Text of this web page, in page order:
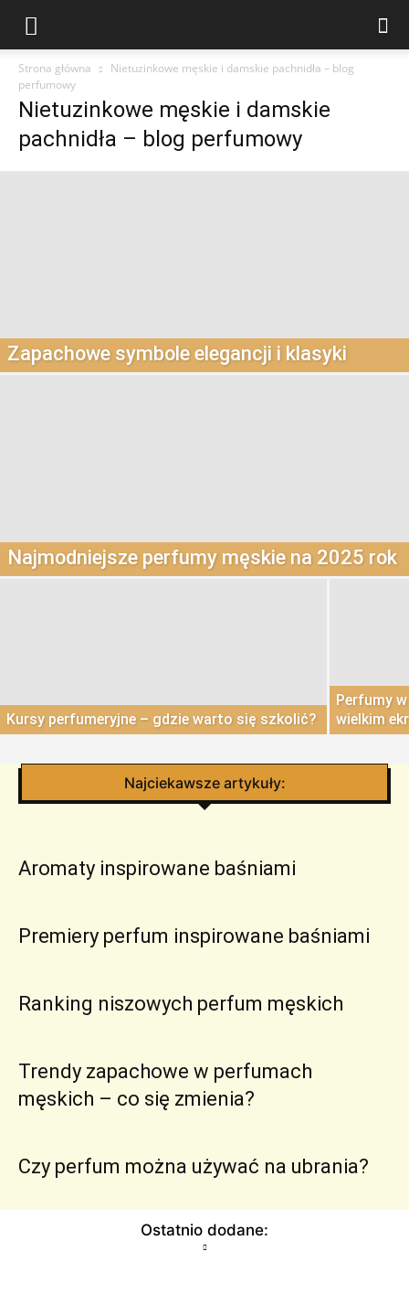
Strona główna
Nietuzinkowe męskie i damskie pachnidła – blog
perfumowy
Nietuzinkowe męskie i damskie
pachnidła – blog perfumowy
Zapachowe symbole elegancji i klasyki
Najmodniejsze perfumy męskie na 2025 rok
Kursy perfumeryjne – gdzie warto się szkolić?
Perfumy
wielkim
Najciekawsze artykuły:
Aromaty inspirowane baśniami
Premiery perfum inspirowane baśniami
Ranking niszowych perfum męskich
Trendy zapachowe w perfumach
męskich – co się zmienia?
Czy perfum można używać na ubrania?
Ostatnio dodane: